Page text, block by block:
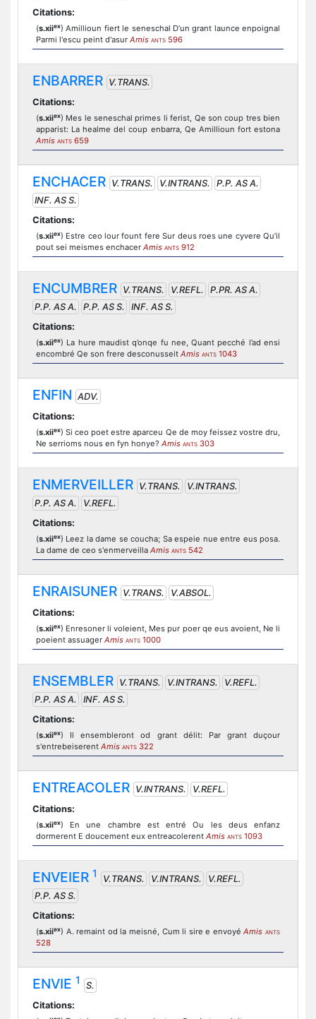
Citations:
(s.xiiex) Amillioun fiert le seneschal D’un grant launce enpoignal
Parmi l'escu peint d'asur Amis ANTS 596
ENBARRER V.TRANS.
Citations:
(s.xiiex) Mes le seneschal primes li ferist, Qe son coup tres bien
apparist: La healme del coup enbarra, Qe Amillioun fort estona
Amis ANTS 659
ENCHACER V.TRANS. V.INTRANS.
P.P. AS A.
INF. AS S.
Citations:
(s.xiiex) Estre ceo lour fount fere Sur deus roes une cyvere Qu’il
pout sei meismes enchacer Amis ANTS 912
ENCUMBRER V.TRANS. V.REFL.
P.PR. AS A.
P.P. AS A.
P.P. AS S.
INF. AS S.
Citations:
(s.xiiex) La hure maudist q’onqe fu nee, Quant pecché l’ad ensi
encombré Qe son frere desconusseit Amis ANTS 1043
ENFIN ADV.
Citations:
(s.xiiex) Si ceo poet estre aparceu Qe de moy feissez vostre dru,
Ne serrioms nous en fyn honye? Amis ANTS 303
ENMERVEILLER V.TRANS.
V.INTRANS.
P.P. AS A.
V.REFL.
Citations:
(s.xiiex) Leez la dame se coucha; Sa espeie nue entre eus posa.
La dame de ceo s'enmerveilla Amis ANTS 542
ENRAISUNER V.TRANS.
V.ABSOL.
Citations:
(s.xiiex) Enresoner li voleient, Mes pur poer qe eus avoient, Ne li
poeient assuager Amis ANTS 1000
ENSEMBLER V.TRANS. V.INTRANS.
V.REFL.
P.P. AS A.
INF. AS S.
Citations:
(s.xiiex) Il ensembleront od grant délit: Par grant duçour
s'entrebeiserent Amis ANTS 322
ENTREACOLER V.INTRANS.
V.REFL.
Citations:
(s.xiiex) En une chambre est entré Ou les deus enfanz
dormerent E doucement eux entreacolerent Amis ANTS 1093
ENVEIER 1 V.TRANS. V.INTRANS.
V.REFL.
P.P. AS S.
Citations:
(s.xiiex) A. remaint od la meisné, Cum li sire e envoyéAmis ANTS
528
ENVIE 1
S.
Citations: